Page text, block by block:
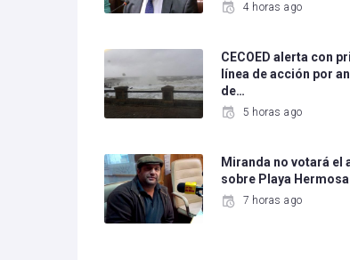
4 horas ago
CECOED alerta con
línea de acción por
de…
5 horas ago
Miranda no votará el
sobre Playa
7 horas ago